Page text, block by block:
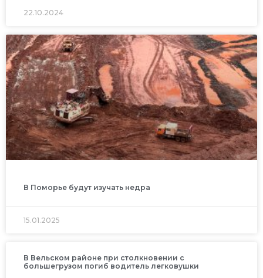
22.10.2024
В Поморье будут изучать недра
15.01.2025
В Вельском районе при столкновении с
большегрузом погиб водитель легковушки